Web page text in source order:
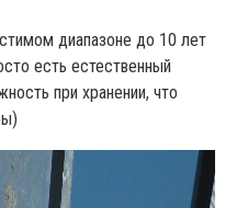
диапазоне до 10 лет
есть естественный
при хранении, что